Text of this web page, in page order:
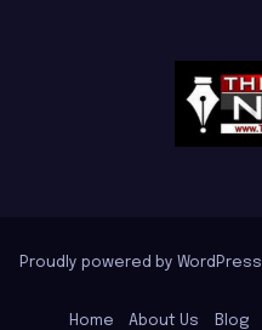
Proudly powered by WordPress
Home About Us Blog